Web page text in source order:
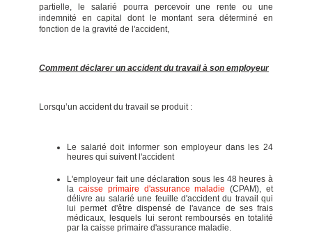
partielle, le salarié pourra percevoir une rente ou une
indemnité en capital dont le montant sera déterminé en
fonction de la gravité de l'accident,
Comment déclarer un accident du travail à son employeur
Lorsqu’un accident du travail se produit :
Le salarié doit informer son employeur dans les 24
heures qui suivent l'accident
L'employeur fait une déclaration sous les 48 heures à
la caisse primaire d'assurance maladie (CPAM), et
délivre au salarié une feuille d'accident du travail qui
lui permet d'être dispensé de l'avance de ses frais
médicaux, lesquels lui seront remboursés en totalité
par la caisse primaire d'assurance maladie.